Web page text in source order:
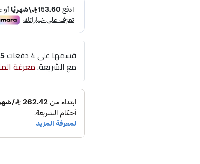
قسمها على 4 دفعات
مع الشريعة.معرفة